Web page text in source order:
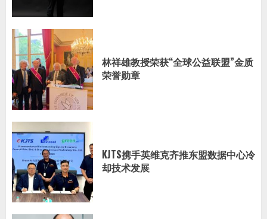
林祥雄教授荣获“全球公益联盟”金质
荣誉勋章
KJTS携手英维克齐推东盟数据中心冷
却技术发展